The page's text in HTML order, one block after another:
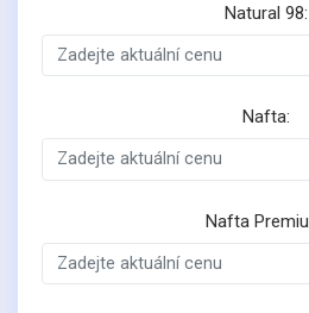
Natural 98:
Nafta:
Nafta